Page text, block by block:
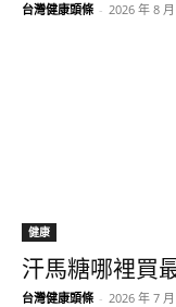
台灣健康頭條 - 2026 年 8
健康
汗馬糖哪裡買
台灣健康頭條 - 2026 年 7